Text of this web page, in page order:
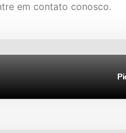
em contato conosco.